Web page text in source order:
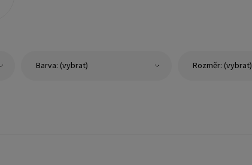
Barva: (vybrat) Rozměr: (vybrat)